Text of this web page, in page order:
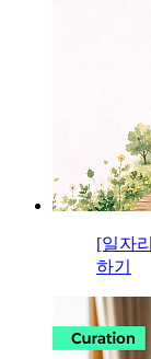
[일자
하기